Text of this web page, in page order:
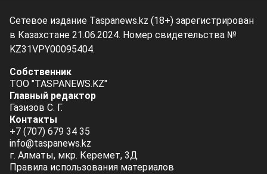
Сетевое издание Taspanews.kz (18+) зарегистрирован
в Казахстане 21.06.2024. Номер свидетельства №
KZ31VPY00095404.
Собственник
ТОО "TASPANEWS.KZ"
Главный редактор
Газизов С. Г.
Контакты
+7 (707) 679 34 35
info@taspanews.kz
г. Алматы, мкр. Керемет, 3Д
Правила использования материалов